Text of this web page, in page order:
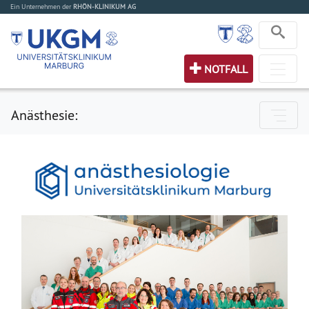
Ein Unternehmen der RHÖN-KLINIKUM AG
NOTFALL
Anästhesie: